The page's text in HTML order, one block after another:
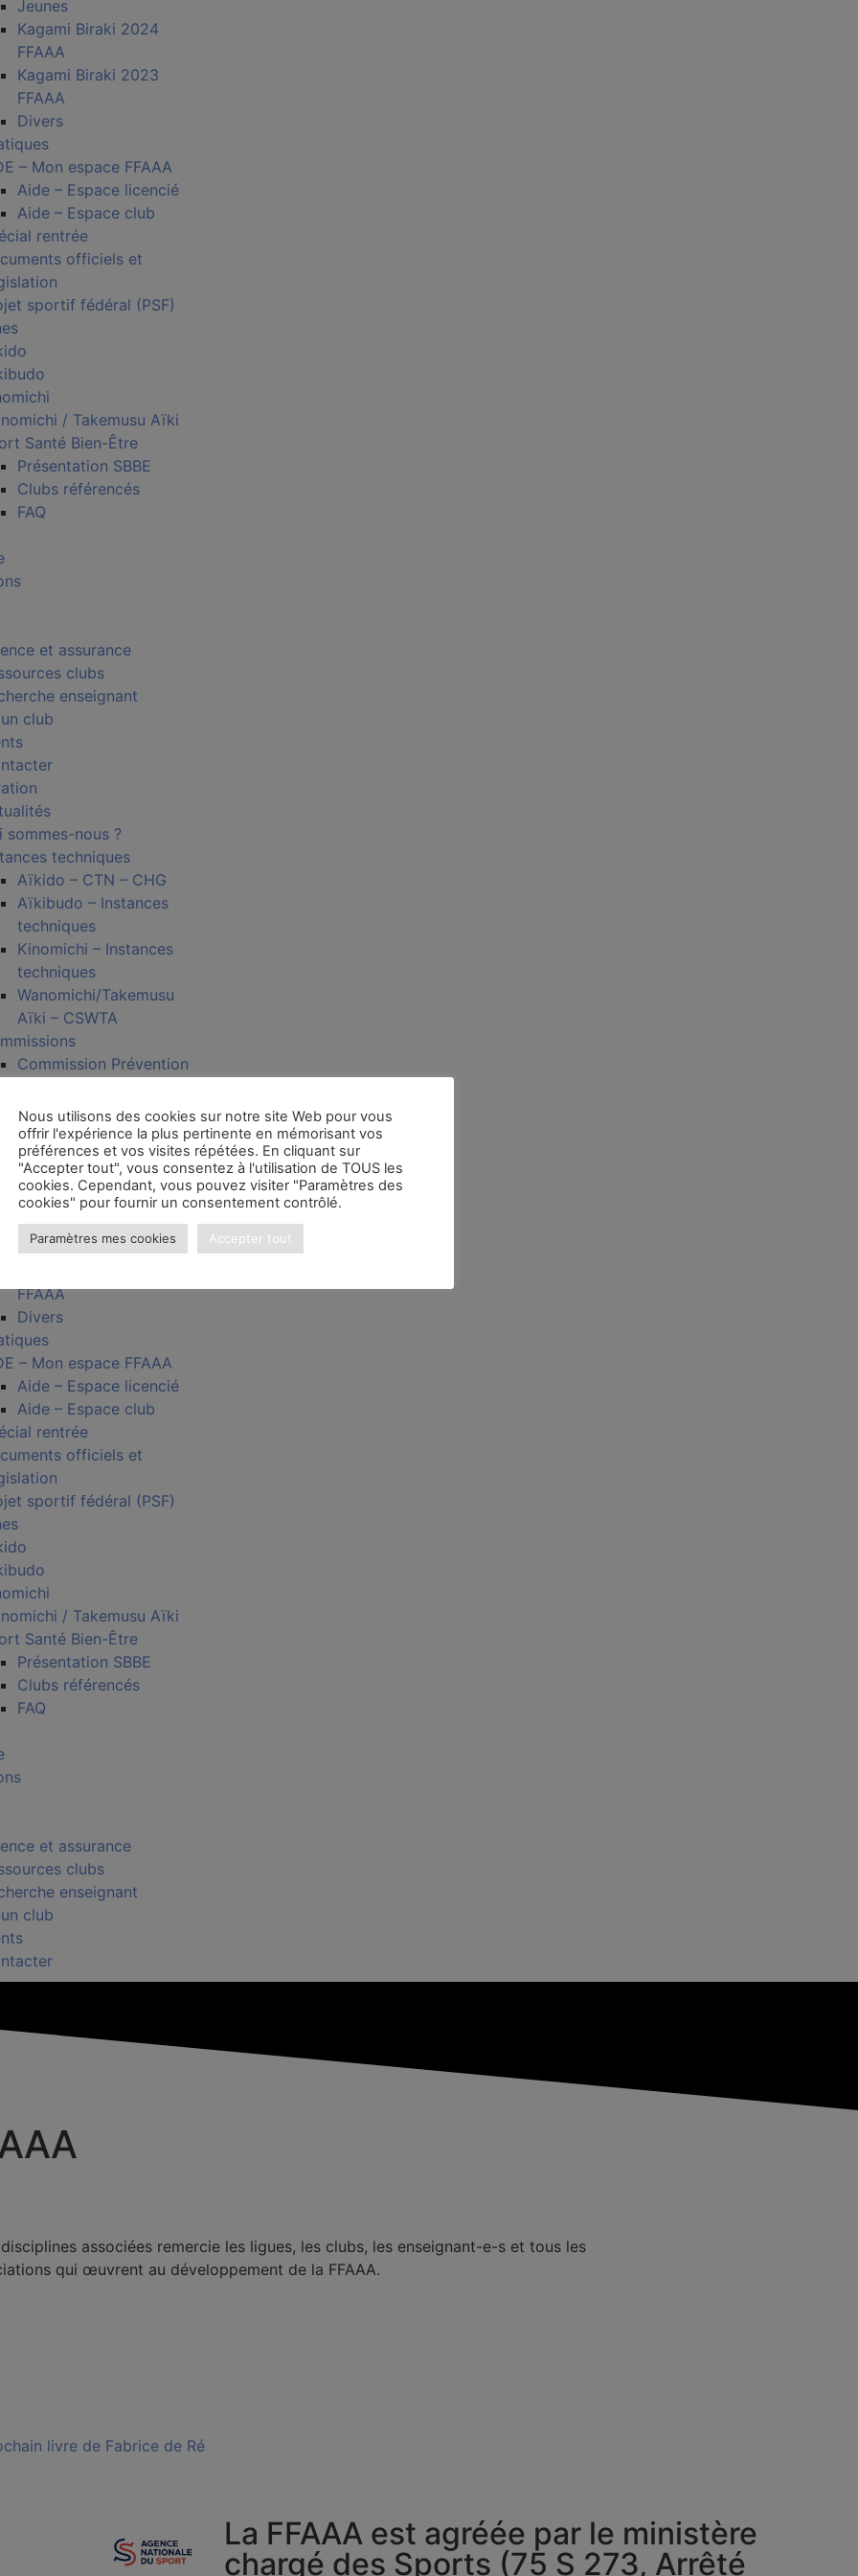
Jeunes
Kagami Biraki 2024
FFAAA
Kagami Biraki 2023
FFAAA
Divers
– Mon espace FFAAA
Aide – Espace licencié
Aide – Espace club
rentrée
officiels et
sportif fédéral (PSF)
/ Takemusu Aïki
Santé Bien-Être
Présentation SBBE
Clubs référencés
FAQ
et assurance
clubs
enseignant
club
sommes-nous ?
techniques
Aïkido – CTN – CHG
Aïkibudo – Instances
techniques
Kinomichi – Instances
techniques
Wanomichi/Takemusu
Aïki – CSWTA
Commission Prévention
violences sexuelles
les régions
Jeunes
Kagami Biraki 2024
FFAAA
FFAAA
Divers
– Mon espace FFAAA
Aide – Espace licencié
Aide – Espace club
rentrée
officiels et
sportif fédéral (PSF)
/ Takemusu Aïki
Santé Bien-Être
Présentation SBBE
Clubs référencés
FAQ
et assurance
clubs
enseignant
club
associées remercie les ligues, les clubs, les enseignant-e-s et tous les
qui œuvrent au développement de la FFAAA.
livre de Fabrice de Ré
La FFAAA est agréée par le ministère
chargé des Sports (75 S 273, Arrêté
Nous utilisons des cookies sur notre site Web pour vous
offrir l'expérience la plus pertinente en mémorisant vos
préférences et vos visites répétées. En cliquant sur
"Accepter tout", vous consentez à l'utilisation de TOUS les
cookies. Cependant, vous pouvez visiter "Paramètres des
cookies" pour fournir un consentement contrôlé.
Paramètres mes cookies Accepter tout